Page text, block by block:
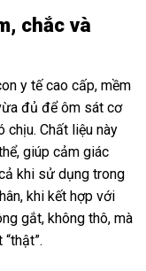
chắc và
y tế cao cấp, mềm
đủ để ôm sát cơ
chịu. Chất liệu này
giúp cảm giác
khi sử dụng trong
khi kết hợp với
gắt, không thô, mà